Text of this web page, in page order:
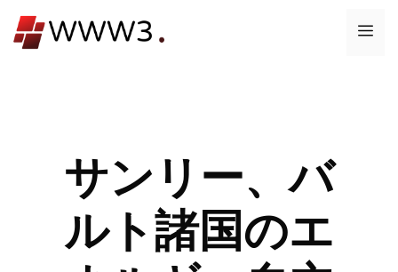
ン
メ
サンリー、バ
ルト諸国のエ